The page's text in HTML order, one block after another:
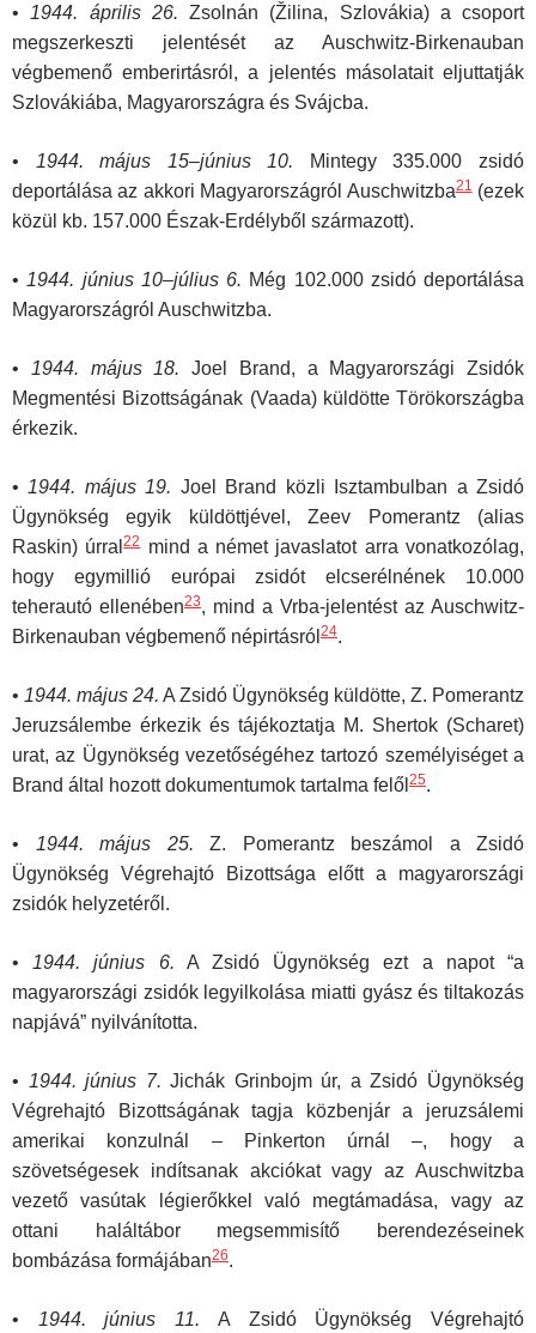
• 1944. április 26. Zsolnán (Žilina, Szlovákia) a csoport
megszerkeszti jelentését az Auschwitz-Birkenauban
végbemenő emberirtásról, a jelentés másolatait eljuttatják
Szlovákiába, Magyarországra és Svájcba.
• 1944. május 15–június 10. Mintegy 335.000 zsidó
deportálása az akkori Magyarországról Auschwitzba21(ezek
közül kb. 157.000 Észak-Erdélyből származott).
• 1944. június 10–július 6. Még 102.000 zsidó deportálása
Magyarországról Auschwitzba.
• 1944. május 18. Joel Brand, a Magyarországi Zsidók
Megmentési Bizottságának (Vaada) küldötte Törökországba
érkezik.
• 1944. május 19. Joel Brand közli Isztambulban a Zsidó
Ügynökség egyik küldöttjével, Zeev Pomerantz (alias
Raskin) úrral22mind a német javaslatot arra vonatkozólag,
hogy egymillió európai zsidót elcserélnének 10.000
teherautó ellenében23, mind a Vrba-jelentést az Auschwitz-
Birkenauban végbemenő népirtásról 24.
• 1944. május 24. A Zsidó Ügynökség küldötte, Z. Pomerantz
Jeruzsálembe érkezik és tájékoztatja M. Shertok (Scharet)
urat, az Ügynökség vezetőségéhez tartozó személyiséget a
Brand által hozott dokumentumok tartalma felől 25.
• 1944. május 25. Z. Pomerantz beszámol a Zsidó
Ügynökség Végrehajtó Bizottsága előtt a magyarországi
zsidók helyzetéről.
• 1944. június 6. A Zsidó Ügynökség ezt a napot “a
magyarországi zsidók legyilkolása miatti gyász és tiltakozás
napjává” nyilvánította.
• 1944. június 7. Jichák Grinbojm úr, a Zsidó Ügynökség
Végrehajtó Bizottságának tagja közbenjár a jeruzsálemi
amerikai konzulnál – Pinkerton úrnál –, hogy a
szövetségesek indítsanak akciókat vagy az Auschwitzba
vezető vasútak légierőkkel való megtámadása, vagy az
ottani haláltábor megsemmisítő berendezéseinek
bombázása formájában26.
• 1944. június 11. A Zsidó Ügynökség Végrehajtó